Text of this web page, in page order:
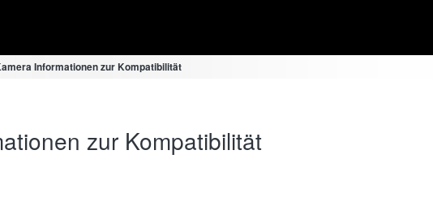
Informationen zur Kompatibilität
zur Kompatibilität